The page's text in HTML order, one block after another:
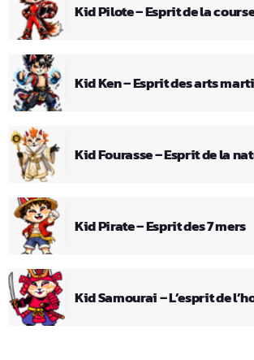
Kid Pilote – Esprit de la course
Kid Ken – Esprit des arts
Kid Fourasse – Esprit de la
Kid Pirate – Esprit des 7 mers
Kid Samourai – L’esprit de